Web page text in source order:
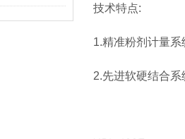
技术特点:
1.精准粉剂计量
2.先进软硬结合